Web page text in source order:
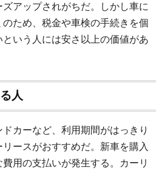
アップされがちだ。しかし車に
ため、税金や車検の手続きを個
いう人には安さ以上の価値があ
人
カーなど、利用期間がはっきり
ースがおすすめだ。新車を購入
用の支払いが発生する。カーリ